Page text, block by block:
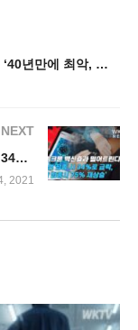
미국 물가 11월에 6 .8% 급등 ‘40년만에 최악, 올라도 너무 오른다’
NEXT
오미크론 백신효과 떨어트린다 ‘두번 접종시 34%로 급락, 3차 접종시 75% 재상승’
2021